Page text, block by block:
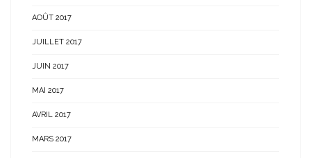
AOÛT 2017
JUILLET 2017
JUIN 2017
MAI 2017
AVRIL 2017
MARS 2017